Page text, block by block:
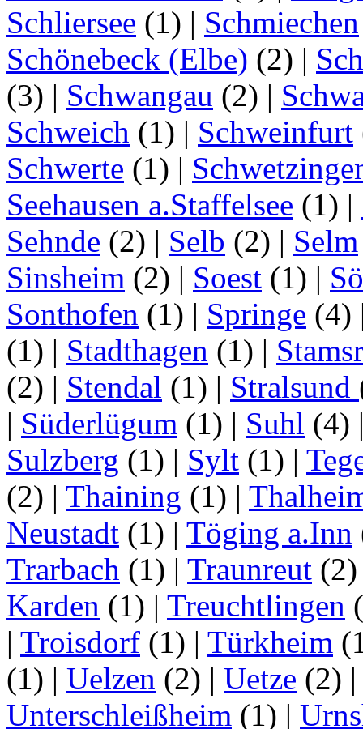
Schliersee (1) | Schmiechen
Schönebeck (Elbe) (2) |
(3) | Schwangau (2) |
Schweich (1) | Schweinfurt
Schwerte (1) |
Seehausen a.Staffelsee (1) |
Sehnde (2) | Selb (2) | Selm
Sinsheim (2) | Soest (1) |
Sonthofen (1) | Springe (4)
(1) | Stadthagen (1) |
(2) | Stendal (1) | Stralsund
| Süderlügum (1) | Suhl (4)
Sulzberg (1) | Sylt (1) |
(2) | Thaining (1) |
Neustadt (1) | Töging a.Inn
Trarbach (1) | Traunreut
Karden (1) | Treuchtlingen
| Troisdorf (1) | Türkheim
(1) | Uelzen (2) | Uetze (2)
Unterschleißheim (1) |